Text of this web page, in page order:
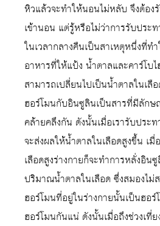
หิวแล้วจะทำให้นอนไม่หลับ จึงต้อ
เข้านอน แต่รู้หรือไม่ว่าการรับประ
ในเวลากลางคืนเป็นสาเหตุหนึ่งที่ท
อาหารที่ให้แป้ง น้ำตาลและคาร์โบไ
สามารถเปลี่ยนไปเป็นน้ำตาลในเลื
ฮอร์โมนกับอินซูลินเป็นสารที่มีลักษ
คล้ายคลึงกัน ดังนั้นเมื่อเรารับประ
จะส่งผลให้น้ำตาลในเลือดสูงขึ้น เ
เลือดสูงร่างกายก็จะทำการหลั่งอิ
ปริมาณน้ำตาลในเลือด ซึ่งสมองไม่
ฮอร์โมนที่อยู่ในร่างกายนั้นเป็นฮอ
ฮอร์โมนกันแน่ ดังนั้นเมื่อถึงช่วงเที่